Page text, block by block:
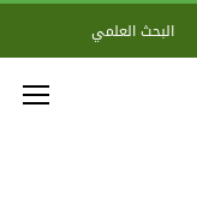
البحث العلمي